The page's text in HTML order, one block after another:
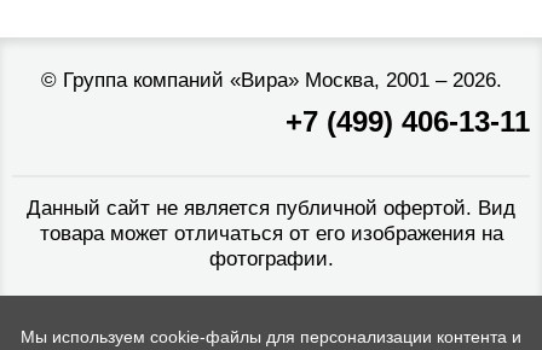
© Группа компаний «Вира»Москва, 2001 – 2026.
+7 (499) 406-13-11
Данный сайт не является публичной офертой. Вид
товара может отличаться от его изображения на
фотографии.
Мы используем cookie-файлы для персонализации контента и